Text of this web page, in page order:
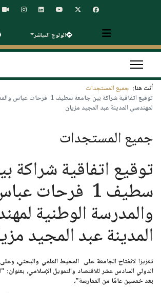
الولوج المباشر
أنت هنا: جميع المستجدات
توقيع اتفاقية شراكة بين جامعة سطيف 1
لمهندسي المدينة عبد المجيد مزيان
جميع المستجدات
توقيع اتفاقية شراكة
سطيف 1 فرحات
والمدرسة الوطنية
المدينة عبد المجيد
تعزيزا لانفتاح الجامعة على المحيط العلمي والبحثي،
الدولي السادس عشر للاقتصاد والتمويل الإسلامي، بعنوان:
بعد خمسين عامًا من الممارسة"،